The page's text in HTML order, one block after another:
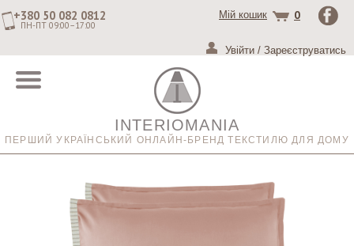
+380 50 082 0812
ПН-ПТ 09:00–17:00
Мій кошик 0
Увійти / Зареєструватись
INTERIOMANIA
ПЕРШИЙ УКРАЇНСЬКИЙ ОНЛАЙН-БРЕНД ТЕКСТИЛЮ ДЛЯ ДОМУ